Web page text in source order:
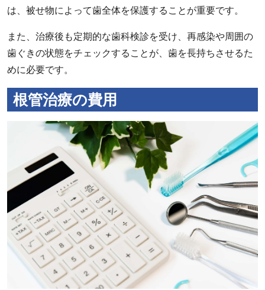
は、被せ物によって歯全体を保護することが重要です。
また、治療後も定期的な歯科検診を受け、再感染や周囲の
歯ぐきの状態をチェックすることが、歯を長持ちさせるた
めに必要です。
根管治療の費用